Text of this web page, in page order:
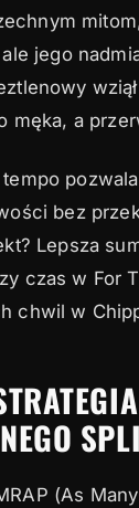
jego
męka, a
bez
Lepsza
czas w For
chwil w
(As